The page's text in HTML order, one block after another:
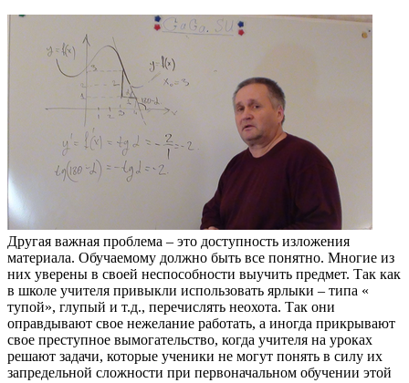
Другая важная проблема – это доступность изложения
материала. Обучаемому должно быть все понятно. Многие из
них уверены в своей неспособности выучить предмет. Так как
в школе учителя привыкли использовать ярлыки – типа «
тупой», глупый и т.д., перечислять неохота. Так они
оправдывают свое нежелание работать, а иногда прикрывают
свое преступное вымогательство, когда учителя на уроках
решают задачи, которые ученики не могут понять в силу их
запредельной сложности при первоначальном обучении этой